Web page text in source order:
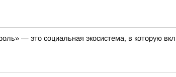
— это социальная экосистема, в которую